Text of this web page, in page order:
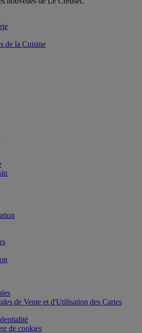
de la Cuisine
de Vente et d'Utilisation des Cartes
de cookies